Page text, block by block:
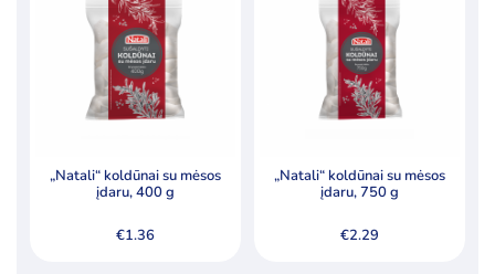
Kategorijos
Ledai
Pieno produktai
Ledo kubeliai kokteiliams
„Natali“ koldūnai su mėsos
įdaru, 400 g
€1.36
„Natali“ koldūnai su mėsos
įdaru, 750 g
€2.29